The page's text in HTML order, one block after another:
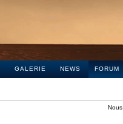
GALERIE NEWS FORUM